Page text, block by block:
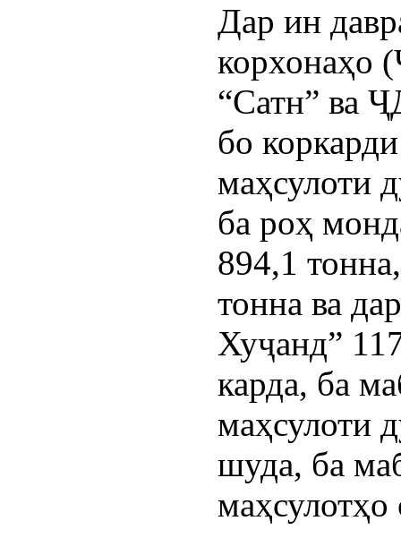
Дар ин
“Сатн” ва
бо
маҳсулоти
ба роҳ
894,1
тонна ва
Хуҷанд”
карда, ба
маҳсулоти
шуда, ба
маҳсулотҳо